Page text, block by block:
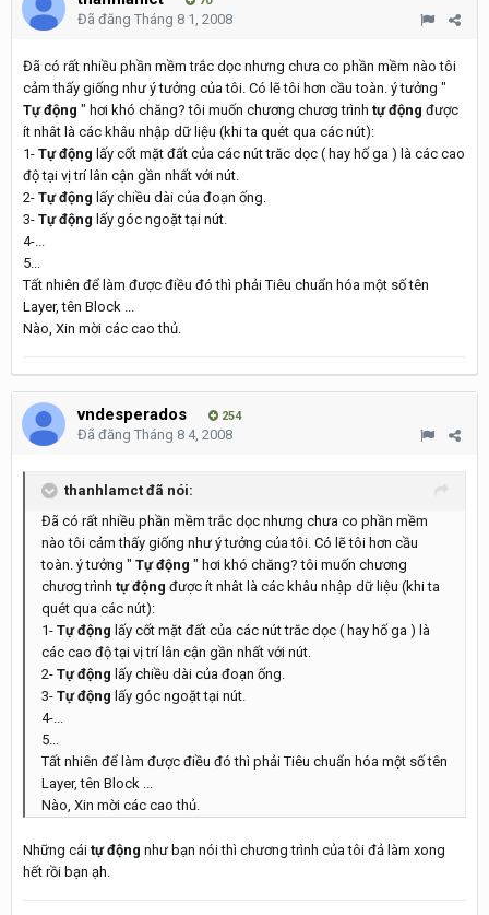
Đã đăng Tháng 8 1, 2008
Đã có rất nhiều phần mềm trắc dọc nhưng chưa co phần mềm nào tôi
cảm thấy giống như ý tưởng của tôi. Có lẽ tôi hơn cầu toàn. ý tưởng "
Tự động " hơi khó chăng? tôi muốn chương chươg trình tự động được
ít nhât là các khâu nhập dữ liệu (khi ta quét qua các nút):
1- Tự động lấy cốt mặt đất của các nút trăc dọc ( hay hố ga ) là các cao
độ tại vị trí lân cận gần nhất với nút.
2- Tự động lấy chiều dài của đoạn ống.
3- Tự động lấy góc ngoặt tại nút.
4-...
5...
Tất nhiên để làm được điều đó thì phải Tiêu chuẩn hóa một số tên
Layer, tên Block ...
Nào, Xin mời các cao thủ.
vndesperados 254
Đã đăng Tháng 8 4, 2008
thanhlamct đã nói:
Đã có rất nhiều phần mềm trắc dọc nhưng chưa co phần mềm
nào tôi cảm thấy giống như ý tưởng của tôi. Có lẽ tôi hơn cầu
toàn. ý tưởng " Tự động " hơi khó chăng? tôi muốn chương
chươg trình tự động được ít nhât là các khâu nhập dữ liệu (khi ta
quét qua các nút):
1- Tự động lấy cốt mặt đất của các nút trăc dọc ( hay hố ga ) là
các cao độ tại vị trí lân cận gần nhất với nút.
2- Tự động lấy chiều dài của đoạn ống.
3- Tự động lấy góc ngoặt tại nút.
4-...
5...
Tất nhiên để làm được điều đó thì phải Tiêu chuẩn hóa một số tên
Layer, tên Block ...
Nào, Xin mời các cao thủ.
Những cái tự động như bạn nói thì chương trình của tôi đả làm xong
hết rồi bạn ạh.